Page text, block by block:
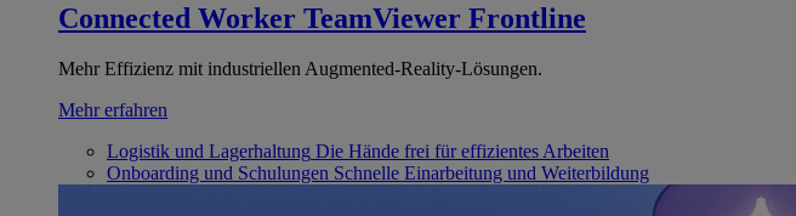
Connected Worker TeamViewer Frontline
Mehr Effizienz mit industriellen Augmented-Reality-Lösungen.
Mehr erfahren
Logistik und Lagerhaltung Die Hände frei für effizientes Arbeiten
Onboarding und Schulungen Schnelle Einarbeitung und Weiterbildung